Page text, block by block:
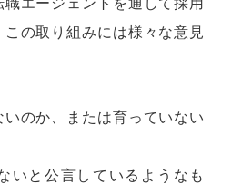
の取り組みには様々な意見
いのか、または育っていない
いと公言しているようなも